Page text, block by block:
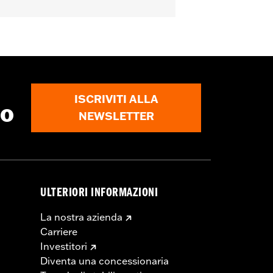
una modifica del cavo della
che limitano l'altezza del
ISCRIVITI ALLA
NEWSLETTER
ULTERIORI INFORMAZIONI
La nostra azienda
Carriere
Investitori
Diventa una concessionaria